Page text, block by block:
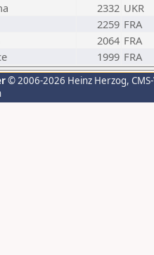
2332 UKR
2259 FRA
2064 FRA
1999 FRA
© 2006-2026 Heinz Herzog,